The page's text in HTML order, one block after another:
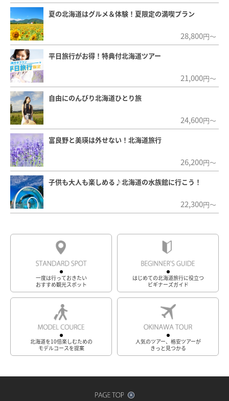
夏の北海道はグルメ＆体験！夏限定の満喫プラン
28,800円～
平日旅行がお得！特典付北海道ツアー
21,000円～
自由にのんびり北海道ひとり旅
24,600円～
富良野と美瑛は外せない！北海道旅行
26,200円～
子供も大人も楽しめる♪北海道の水族館に行こう！
22,300円～
一度は行っておきたい
おすすめ観光スポット
はじめての北海道旅行に役立つ
ビギナーズガイド
北海道を10倍楽しむための
モデルコースを提案
人気のツアー、格安ツアーが
きっと見つかる